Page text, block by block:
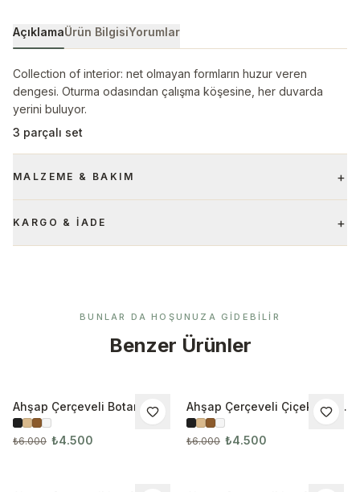
AçıklamaÜrün BilgisiYorumlar
Collection of interior: net olmayan formların huzur veren
dengesi. Oturma odasından çalışma köşesine, her duvarda
yerini buluyor.
3 parçalı set
MALZEME & BAKIM +
KARGO & İADE +
BUNLAR DA HOŞUNUZA GIDEBILIR
Benzer Ürünler
İNDIRIM
Ahşap Çerçeveli Botanik
3’lü Tablo Seti
₺6.000 ₺4.500
İNDIRIM
Ahşap Çerçeveli Çiçek 3’lü
Tablo Seti 3030
₺6.000 ₺4.500